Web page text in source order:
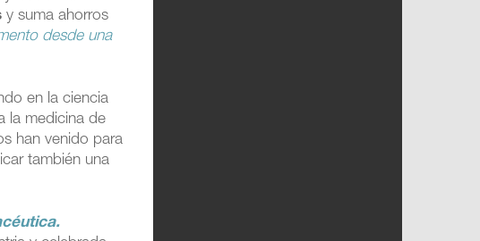
y suma ahorros
desde una
en la ciencia
la medicina de
han venido para
también una